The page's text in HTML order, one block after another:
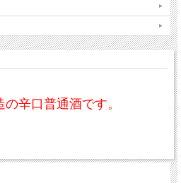
辛口普通酒です。